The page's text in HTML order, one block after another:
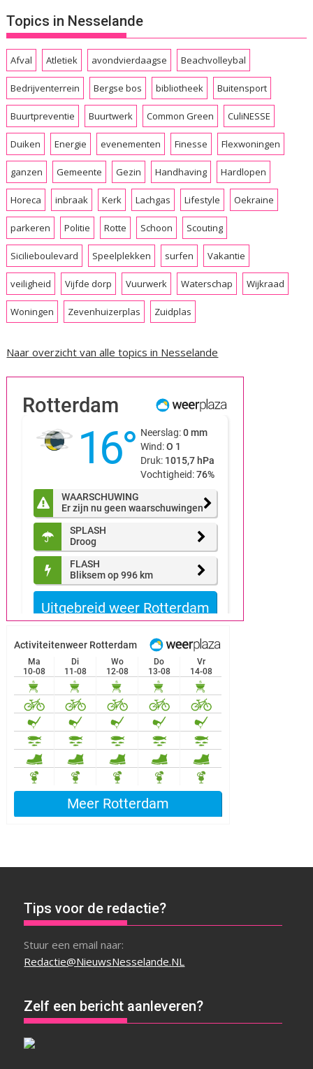
Topics in Nesselande
Afval Atletiek avondvierdaagse Beachvolleybal
Bedrijventerrein Bergse bos bibliotheek Buitensport
Buurtpreventie Buurtwerk Common Green CuliNESSE
Duiken Energie evenementen Finesse Flexwoningen
ganzen Gemeente Gezin Handhaving Hardlopen
Horeca inbraak Kerk Lachgas Lifestyle Oekraine
parkeren Politie Rotte Schoon Scouting
Sicilieboulevard Speelplekken surfen Vakantie
veiligheid Vijfde dorp Vuurwerk Waterschap Wijkraad
Woningen Zevenhuizerplas Zuidplas
Naar overzicht van alle topics in Nesselande
Tips voor de redactie?
Stuur een email naar:
Redactie@NieuwsNesselande.NL
Zelf een bericht aanleveren?